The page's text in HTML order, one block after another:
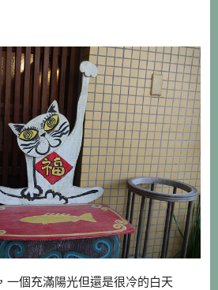
一個充滿陽光但還是很冷的白天